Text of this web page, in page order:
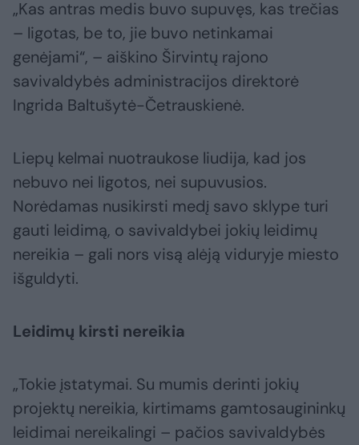
„Kas antras medis buvo supuvęs, kas trečias
– ligotas, be to, jie buvo netinkamai
genėjami“, – aiškino Širvintų rajono
savivaldybės administracijos direktorė
Ingrida Baltušytė-Četrauskienė.
Liepų kelmai nuotraukose liudija, kad jos
nebuvo nei ligotos, nei supuvusios.
Norėdamas nusikirsti medį savo sklype turi
gauti leidimą, o savivaldybei jokių leidimų
nereikia – gali nors visą alėją viduryje miesto
išguldyti.
Leidimų kirsti nereikia
„Tokie įstatymai. Su mumis derinti jokių
projektų nereikia, kirtimams gamtosaugininkų
leidimai nereikalingi – pačios savivaldybės